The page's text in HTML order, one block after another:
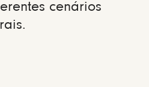
cenários